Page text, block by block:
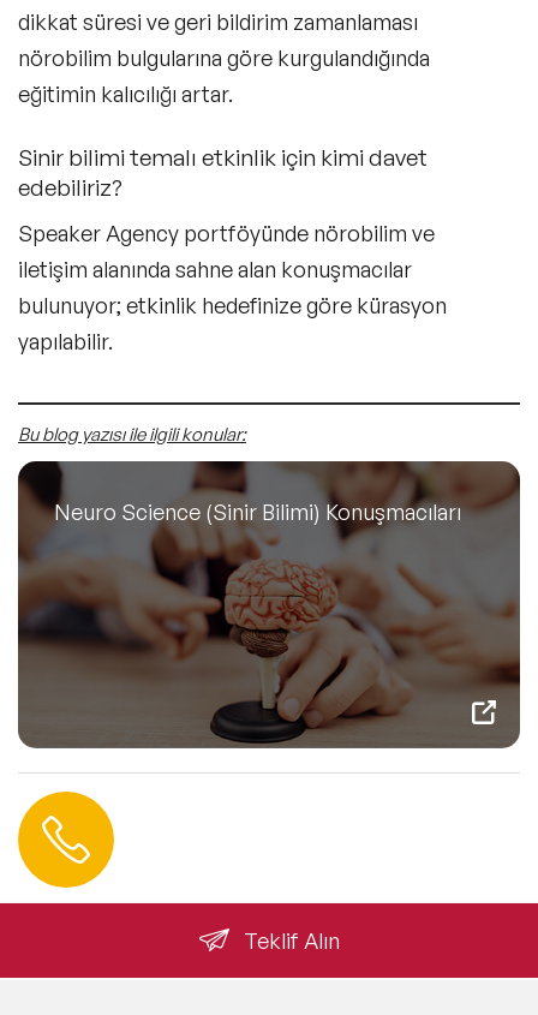
dikkat süresi ve geri bildirim zamanlaması
nörobilim bulgularına göre kurgulandığında
eğitimin kalıcılığı artar.
Sinir bilimi temalı etkinlik için kimi davet
edebiliriz?
Speaker Agency portföyünde nörobilim ve
iletişim alanında sahne alan konuşmacılar
bulunuyor; etkinlik hedefinize göre kürasyon
yapılabilir.
Bu blog yazısı ile ilgili konular:
Neuro Science (Sinir Bilimi) Konuşmacıları
Teklif Alın